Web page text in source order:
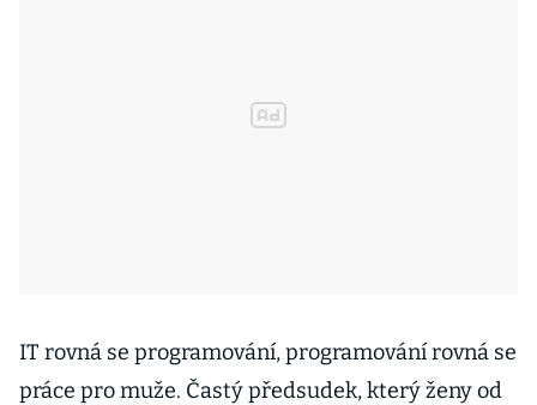
IT rovná se programování, programování rovná se
práce pro muže. Častý předsudek, který ženy od